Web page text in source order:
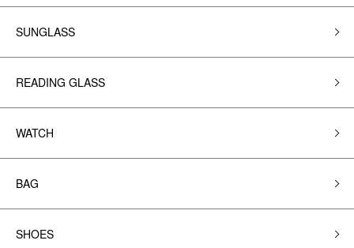
SUNGLASS
READING GLASS
WATCH
BAG
SHOES